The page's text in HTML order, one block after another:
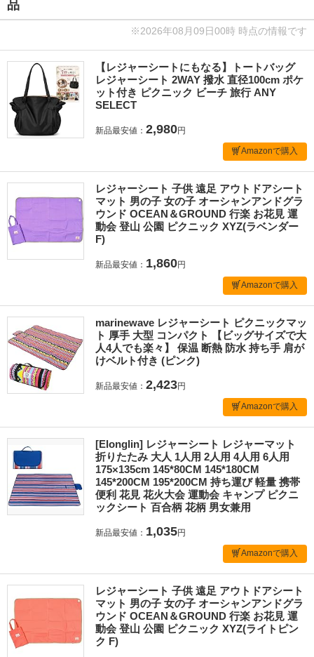
品
※2026年08月09日00時 時点の情報です
【レジャーシートにもなる】トートバッグ
レジャーシート 2WAY 撥水 直径100cm ポケ
ット付き ピクニック ビーチ 旅行 ANY
SELECT
新品最安値： 2,980円
Amazonで購入
レジャーシート 子供 遠足 アウトドアシート
マット 男の子 女の子 オーシャンアンドグラ
ウンド OCEAN＆GROUND 行楽 お花見 運
動会 登山 公園 ピクニック XYZ(ラベンダー
F)
新品最安値： 1,860円
Amazonで購入
marinewave レジャーシート ピクニックマッ
ト 厚手 大型 コンパクト 【ビッグサイズで大
人4人でも楽々】 保温 断熱 防水 持ち手 肩が
けベルト付き (ピンク)
新品最安値： 2,423円
Amazonで購入
[Elonglin] レジャーシート レジャーマット
折りたたみ 大人 1人用 2人用 4人用 6人用
175×135cm 145*80CM 145*180CM
145*200CM 195*200CM 持ち運び 軽量 携帯
便利 花見 花火大会 運動会 キャンプ ピクニ
ックシート 百合柄 花柄 男女兼用
新品最安値： 1,035円
Amazonで購入
レジャーシート 子供 遠足 アウトドアシート
マット 男の子 女の子 オーシャンアンドグラ
ウンド OCEAN＆GROUND 行楽 お花見 運
動会 登山 公園 ピクニック XYZ(ライトピン
ク F)